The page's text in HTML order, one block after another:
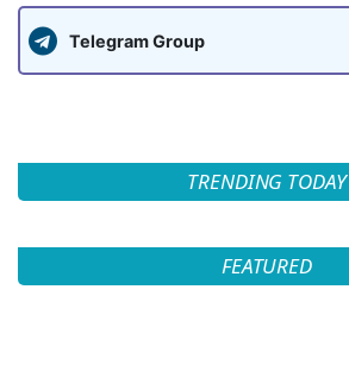
Telegram Group
TRENDING TODAY
FEATURED